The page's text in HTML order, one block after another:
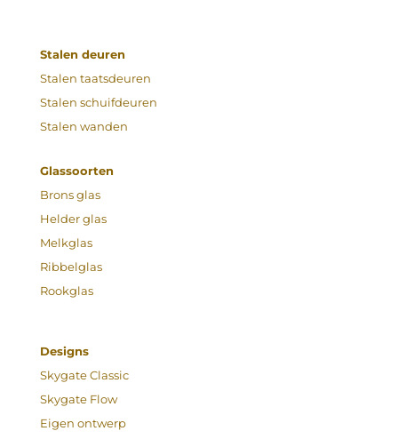
Stalen deuren
Stalen taatsdeuren
Stalen schuifdeuren
Stalen wanden
Glassoorten
Brons glas
Helder glas
Melkglas
Ribbelglas
Rookglas
Designs
Skygate Classic
Skygate Flow
Eigen ontwerp